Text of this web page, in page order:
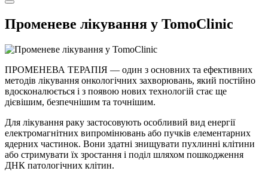
Променеве лікування у TomoClinic
ПРОМЕНЕВА ТЕРАПІЯ — один з основних та ефективних
методів лікування онкологічних захворювань, який постійно
вдосконалюється і з появою нових технологій стає ще
дієвішим, безпечнішим та точнішим.
Для лікування раку застосовують особливий вид енергії
електромагнітних випромінювань або пучків елементарних
ядерних частинок. Вони здатні знищувати пухлинні клітини
або стримувати їх зростання і поділ шляхом пошкодження
ДНК патологічних клітин.